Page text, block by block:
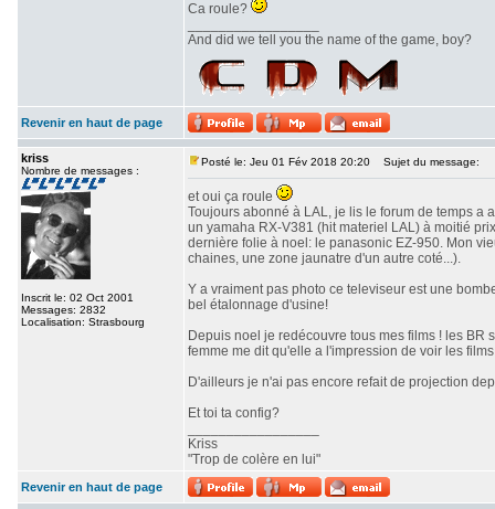
Ca roule?
And did we tell you the name of the game, boy?
Revenir en haut de page
kriss
Nombre de messages :
Inscrit le: 02 Oct 2001
Messages: 2832
Localisation: Strasbourg
Posté le: Jeu 01 Fév 2018 20:20 Sujet du message:
et oui ça roule
Toujours abonné à LAL, je lis le forum de temps a
un yamaha RX-V381 (hit materiel LAL) à moitié
dernière folie à noel: le panasonic EZ-950. Mon
chaines, une zone jaunatre d'un autre coté...).
Y a vraiment pas photo ce televiseur est une
bel étalonnage d'usine!
Depuis noel je redécouvre tous mes films ! les BR
femme me dit qu'elle a l'impression de voir les
D'ailleurs je n'ai pas encore refait de projection
Et toi ta config?
Kriss
"Trop de colère en lui"
Revenir en haut de page